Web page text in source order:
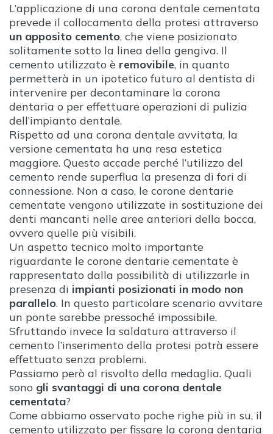
L’applicazione di una corona dentale cementata
prevede il collocamento della protesi attraverso
un apposito cemento, che viene posizionato
solitamente sotto la linea della gengiva. Il
cemento utilizzato è removibile, in quanto
permetterà in un ipotetico futuro al dentista di
intervenire per decontaminare la corona
dentaria o per effettuare operazioni di pulizia
dell’impianto dentale.
Rispetto ad una corona dentale avvitata, la
versione cementata ha una resa estetica
maggiore. Questo accade perché l’utilizzo del
cemento rende superflua la presenza di fori di
connessione. Non a caso, le corone dentarie
cementate vengono utilizzate in sostituzione dei
denti mancanti nelle aree anteriori della bocca,
ovvero quelle più visibili.
Un aspetto tecnico molto importante
riguardante le corone dentarie cementate è
rappresentato dalla possibilità di utilizzarle in
presenza di impianti posizionati in modo non
parallelo. In questo particolare scenario avvitare
un ponte sarebbe pressoché impossibile.
Sfruttando invece la saldatura attraverso il
cemento l’inserimento della protesi potrà essere
effettuato senza problemi.
Passiamo però al risvolto della medaglia. Quali
sono gli svantaggi di una corona dentale
cementata?
Come abbiamo osservato poche righe più in su, il
cemento utilizzato per fissare la corona dentaria